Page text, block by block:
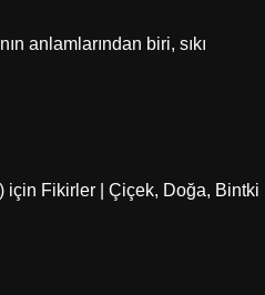
anlamlarından biri, sıkı
için Fikirler | Çiçek, Doğa, Bintki